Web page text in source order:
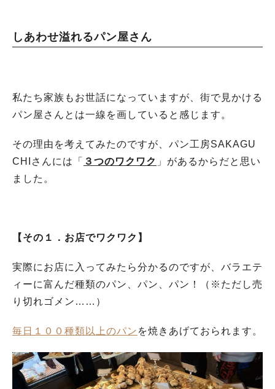
しあわせ溢れるパン屋さん
私たち家族もお世話になっていますが、街で見かける
パン屋さんとは一線を画していると感じます。
その理由を考えてみたのですが、パン工房SAKAGU
CHIさんには「
３つのワクワク 」があるからだと思い
ました。
【その１．お店でワクワク】
実際にお店に入ってみたら分かるのですが、バラエテ
ィーに富んだ種類のパン、パン、パン！（※ただし売
り切れゴメン……）
毎日１００種類以上のパン を焼きあげておられます。